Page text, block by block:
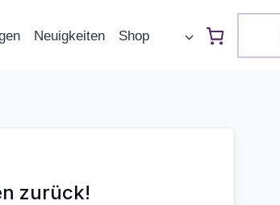
Neuigkeiten Shop
zurück!